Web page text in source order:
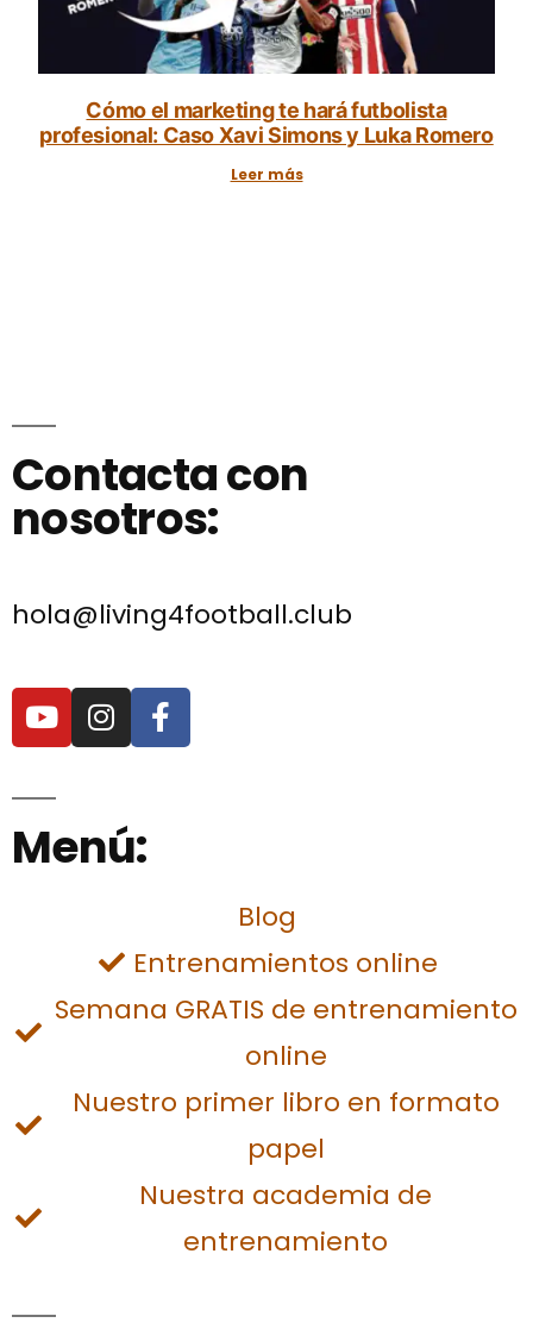
Cómo el marketing te hará futbolista
profesional: Caso Xavi Simons y Luka Romero
Leer más
Contacta con
nosotros:
hola@living4football.club
Menú:
Blog
Entrenamientos online
Semana GRATIS de entrenamiento
online
Nuestro primer libro en formato
papel
Nuestra academia de
entrenamiento